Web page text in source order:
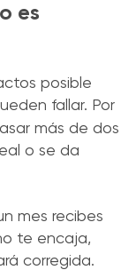
es
posible
fallar. Por
más de dos
o se da
mes recibes
te encaja,
corregida.